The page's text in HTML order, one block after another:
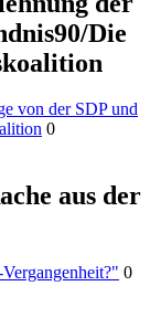
Die
von der SDP und
0
aus der
0